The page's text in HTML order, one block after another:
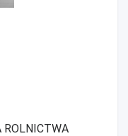
ROLNICTWA